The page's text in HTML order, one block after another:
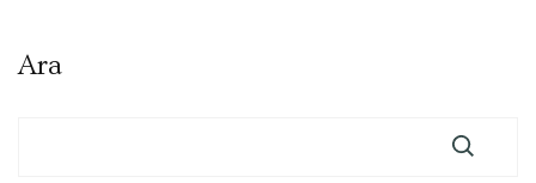
Ara